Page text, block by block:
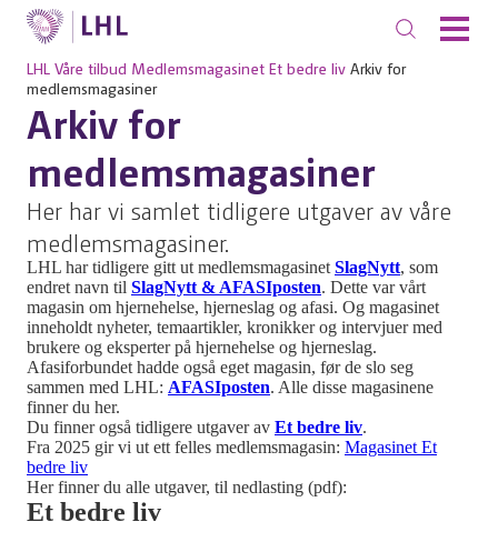
LHL Våre tilbud Medlemsmagasinet Et bedre liv Arkiv for
medlemsmagasiner
Arkiv for
medlemsmagasiner
Her har vi samlet tidligere utgaver av våre
medlemsmagasiner.
LHL har tidligere gitt ut medlemsmagasinet SlagNytt, som
endret navn til SlagNytt & AFASIposten. Dette var vårt
magasin om hjernehelse, hjerneslag og afasi. Og magasinet
inneholdt nyheter, temaartikler, kronikker og intervjuer med
brukere og eksperter på hjernehelse og hjerneslag.
Afasiforbundet hadde også eget magasin, før de slo seg
sammen med LHL: AFASIposten. Alle disse magasinene
finner du her.
Du finner også tidligere utgaver av Et bedre liv.
Fra 2025 gir vi ut ett felles medlemsmagasin: Magasinet Et
bedre liv
Her finner du alle utgaver, til nedlasting (pdf):
Et bedre liv